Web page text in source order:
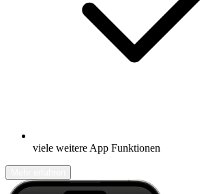
viele weitere App Funktionen